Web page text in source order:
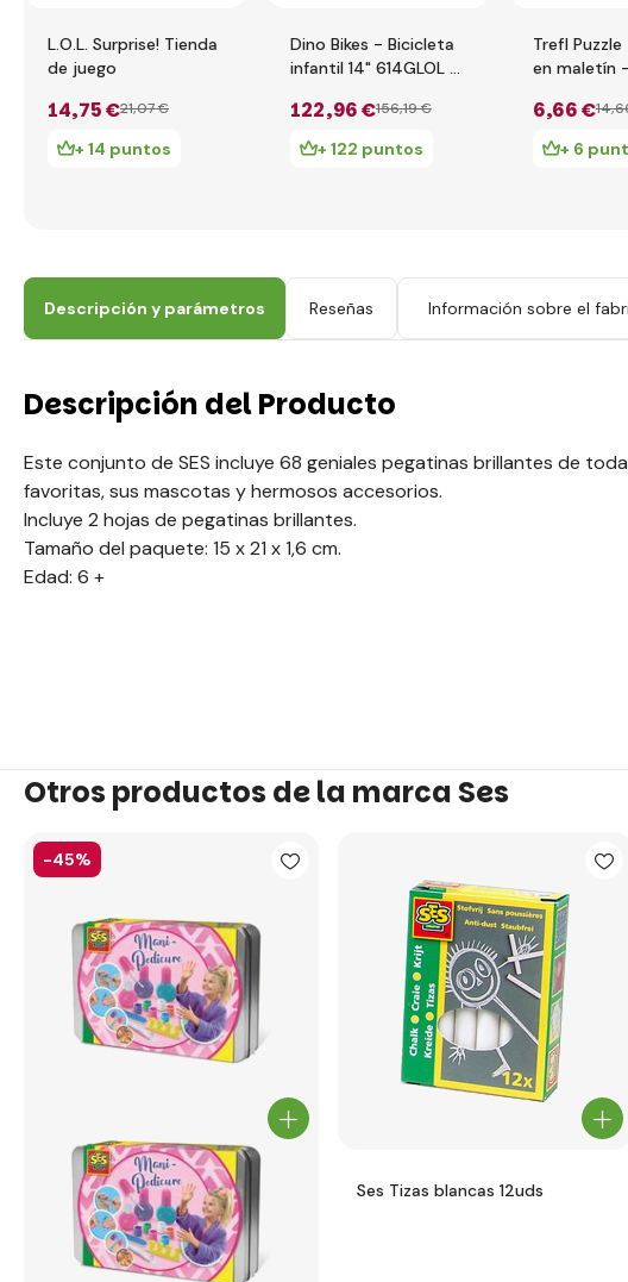
L.O.L. Surprise! Tienda
de juego
14,75 €21,07 €
+ 14 puntos
Dino Bikes - Bicicleta
infantil 14" 614GLOL -
122,96 €156,19 €
+ 122 puntos
Trefl
en maletín
6,66 €14
+ 6
Descripción y parámetros Reseñas Información sobre el
Descripción del Producto
Este conjunto de SES incluye 68 geniales pegatinas brillantes de
favoritas, sus mascotas y hermosos accesorios.
Incluye 2 hojas de pegatinas brillantes.
Tamaño del paquete: 15 x 21 x 1,6 cm.
Edad: 6 +
Otros productos de la marca Ses
-45%
Ses Tizas blancas 12uds